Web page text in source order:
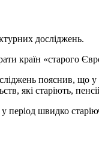
досліджень.
країн «старого
пояснив, що у
які старіють,
швидко